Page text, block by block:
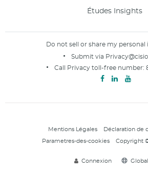
Études Insights
Do not sell or share my
Submit via
Call Privacy toll-free number:
Mentions Légales Déclaration de
Parametres-des-cookies Copyright
Connexion